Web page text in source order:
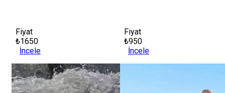
Fiyat
₺1650
İncele
Fiyat
₺950
İncele